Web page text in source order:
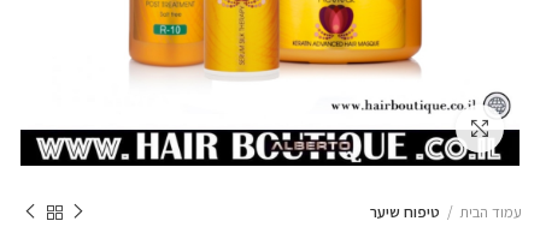
Click to enlarge
עמוד הבית טיפוח שיער